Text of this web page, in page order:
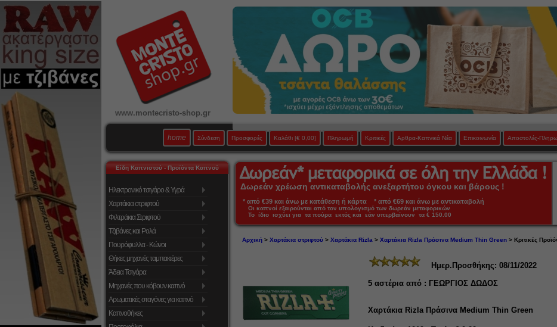
www.montecristo-shop.gr
home Σύνδεση Προσφορές Καλάθι [€ 0,00] Πληρωμή Κριτικές Αρθρα-Καπνικά Νέα Επικοινωνία Αποστολές-
Είδη Καπνιστού - Προϊόντα Καπνού
Ηλεκτρονικό τσιγάρο & Υγρά
Χαρτάκια στριφτού
Φιλτράκια Στριφτού
Τζιβάνες και Ρολά
Πουρόφυλλα - Κώνοι
Θήκες μηχανές ταμπακιέρες
Άδεια Τσιγάρα
Μηχανές που κόβουν καπνό
Αρωματικές σταγόνες για καπνό
Καπνοθήκες
Δωρεάν χρέωση αντικαταβολής ανεξαρτήτου όγκου και βάρους !
* από €39 και άνω με κατάθεση ή κάρτα * από €69 και άνω με αντικαταβολή
Οι καπνοί εξαιρούνται από τον υπολογισμό των δωρεάν μεταφορικών
Το ίδιο ισχύει για τα πούρα εκτός και εάν υπερβαίνουν τα € 150.00
Αρχική> Χαρτάκια στριφτού> Χαρτάκια Rizla > Χαρτάκια Rizla Πράσινα Medium Thin Green> Κριτικές
Ημερ.Προσθήκης: 08/11/2022
5 αστέρια από : ΓΕΩΡΓΙΟΣ ΔΩΔΟΣ
Χαρτάκια Rizla Πράσινα Medium Thin Green